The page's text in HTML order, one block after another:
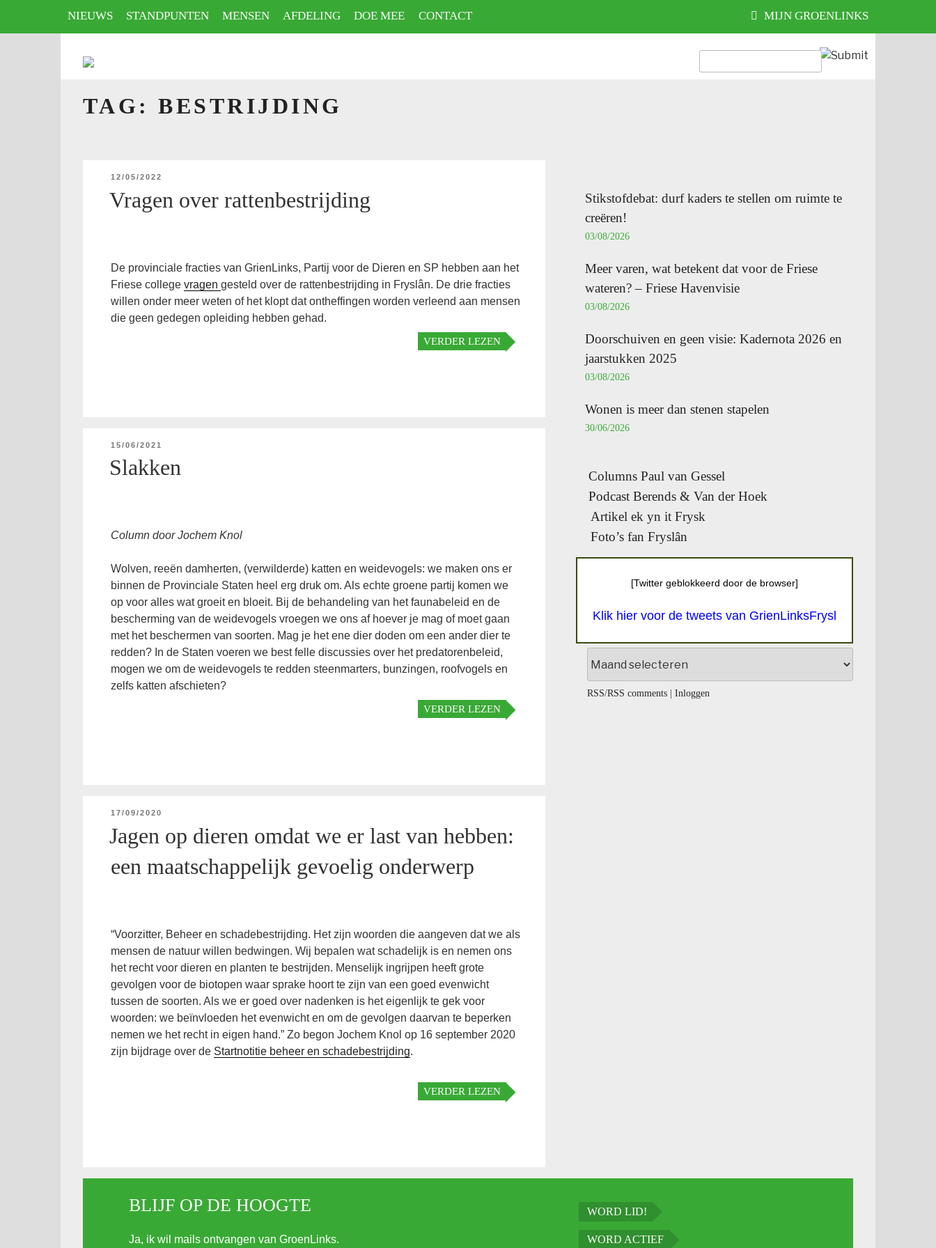
NIEUWS STANDPUNTEN MENSEN AFDELING DOE MEE CONTACT MIJN GROENLINKS
HOME
TAG:BESTRIJDING
GEPLAATST
12/05/2022
Vragen over rattenbestrijding
De provinciale fracties van GrienLinks, Partij voor de Dieren en SP hebben aan het
Friese college vragen gesteld over de rattenbestrijding in Fryslân. De drie fracties
willen onder meer weten of het klopt dat ontheffingen worden verleend aan mensen
die geen gedegen opleiding hebben gehad.
VERDER LEZEN
GEPLAATST
15/06/2021
Slakken
Column door Jochem Knol
Wolven, reeën damherten, (verwilderde) katten en weidevogels: we maken ons er
binnen de Provinciale Staten heel erg druk om. Als echte groene partij komen we
op voor alles wat groeit en bloeit. Bij de behandeling van het faunabeleid en de
bescherming van de weidevogels vroegen we ons af hoever je mag of moet gaan
met het beschermen van soorten. Mag je het ene dier doden om een ander dier te
redden? In de Staten voeren we best felle discussies over het predatorenbeleid,
mogen we om de weidevogels te redden steenmarters, bunzingen, roofvogels en
zelfs katten afschieten?
VERDER LEZEN
GEPLAATST
17/09/2020
Jagen op dieren omdat we er last van hebben:
een maatschappelijk gevoelig onderwerp
“Voorzitter, Beheer en schadebestrijding. Het zijn woorden die aangeven dat we als
mensen de natuur willen bedwingen. Wij bepalen wat schadelijk is en nemen ons
het recht voor dieren en planten te bestrijden. Menselijk ingrijpen heeft grote
gevolgen voor de biotopen waar sprake hoort te zijn van een goed evenwicht
tussen de soorten. Als we er goed over nadenken is het eigenlijk te gek voor
woorden: we beïnvloeden het evenwicht en om de gevolgen daarvan te beperken
nemen we het recht in eigen hand.” Zo begon Jochem Knol op 16 september 2020
zijn bijdrage over de Startnotitie beheer en schadebestrijding.
VERDER LEZEN
Stikstofdebat: durf kaders te stellen om ruimte te
creëren!
03/08/2026
Meer varen, wat betekent dat voor de Friese
wateren? – Friese Havenvisie
03/08/2026
Doorschuiven en geen visie: Kadernota 2026 en
jaarstukken 2025
03/08/2026
Wonen is meer dan stenen stapelen
30/06/2026
Columns Paul van Gessel
Podcast Berends & Van der Hoek
Artikel ek yn it Frysk
Foto’s fan Fryslân
[Twitter geblokkeerd door de browser]
Klik hier voor de tweets van GrienLinksFrysl
RSS/RSS comments| Inloggen
BLIJF OP DE HOOGTE
Ja, ik wil mails ontvangen van GroenLinks.
WORD LID!
WORD ACTIEF